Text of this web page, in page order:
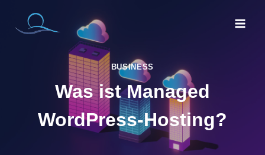
Inhalt
BUSINESS
Was ist Managed
WordPress-Hosting?